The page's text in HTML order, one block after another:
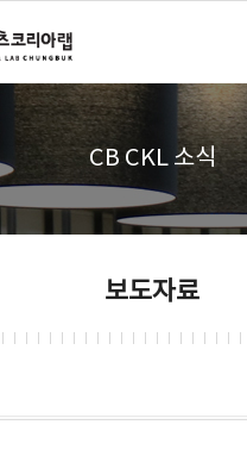
CB CKL 소식
보도자료